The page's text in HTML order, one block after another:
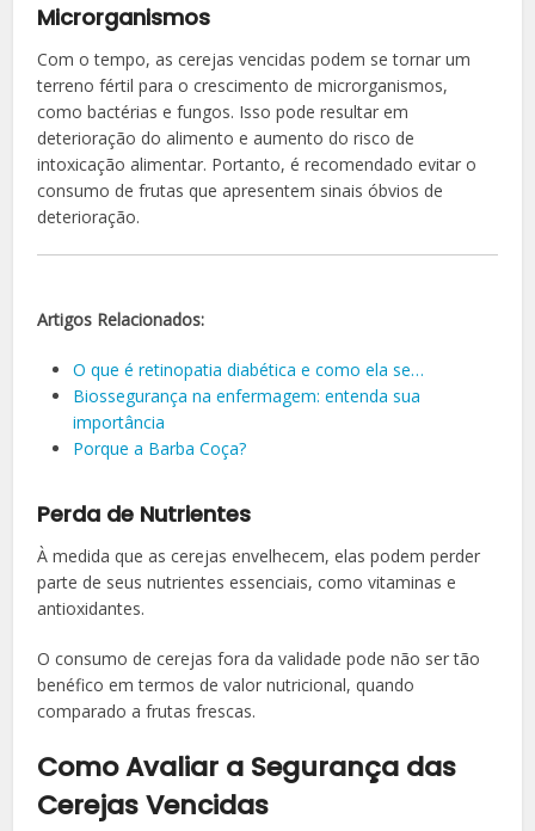
Microrganismos
Com o tempo, as cerejas vencidas podem se tornar um
terreno fértil para o crescimento de microrganismos,
como bactérias e fungos. Isso pode resultar em
deterioração do alimento e aumento do risco de
intoxicação alimentar. Portanto, é recomendado evitar o
consumo de frutas que apresentem sinais óbvios de
deterioração.
Artigos Relacionados:
O que é retinopatia diabética e como ela se…
Biossegurança na enfermagem: entenda sua
importância
Porque a Barba Coça?
Perda de Nutrientes
À medida que as cerejas envelhecem, elas podem perder
parte de seus nutrientes essenciais, como vitaminas e
antioxidantes.
O consumo de cerejas fora da validade pode não ser tão
benéfico em termos de valor nutricional, quando
comparado a frutas frescas.
Como Avaliar a Segurança das
Cerejas Vencidas